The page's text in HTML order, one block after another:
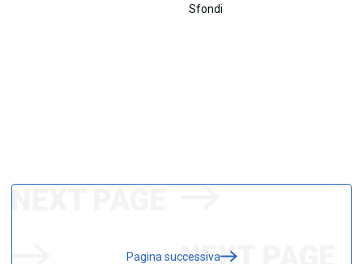
Pagina successiva